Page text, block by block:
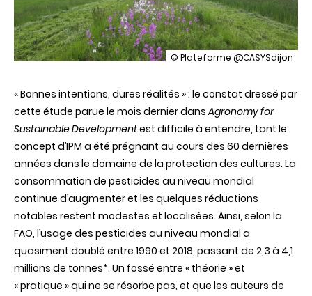
illustration
une
consommation
mondiale
en
malgré
60
ans
de
protection
intégrée
des
cultures
© Plateforme @CASYSdijon
« Bonnes intentions, dures réalités » : le constat dressé par
cette étude parue le mois dernier dansAgronomy for
Sustainable Developmentest difficile à entendre, tant le
concept d’IPM a été prégnant au cours des 60 dernières
années dans le domaine de la protection des cultures. La
consommation de pesticides au niveau mondial
continue d’augmenter et les quelques réductions
notables restent modestes et localisées. Ainsi, selon la
FAO, l’usage des pesticides au niveau mondial a
quasiment doublé entre 1990 et 2018, passant de 2,3 à 4,1
millions de tonnes*. Un fossé entre « théorie » et
« pratique » qui ne se résorbe pas, et que les auteurs de